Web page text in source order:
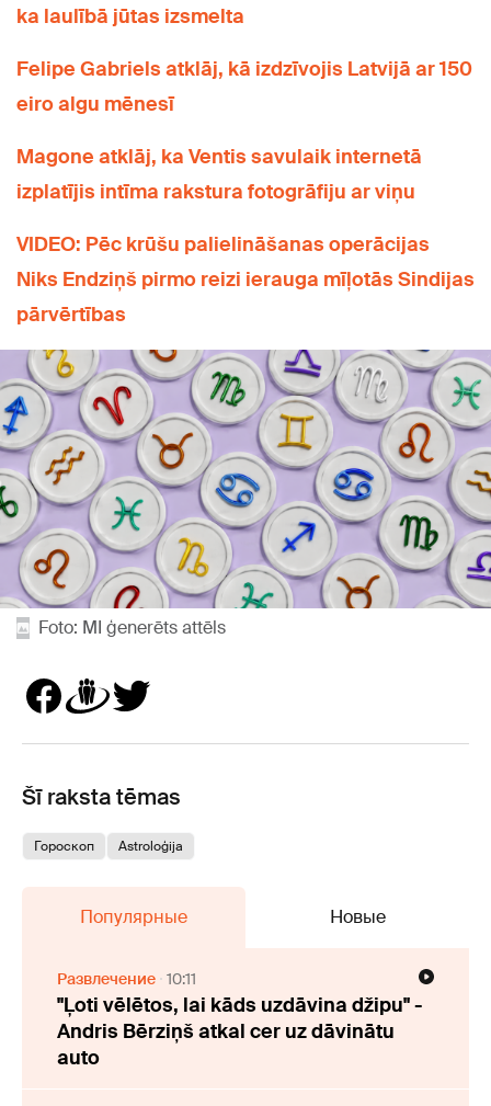
ka laulībā jūtas izsmelta
Felipe Gabriels atklāj, kā izdzīvojis Latvijā ar 150
eiro algu mēnesī
Magone atklāj, ka Ventis savulaik internetā
izplatījis intīma rakstura fotogrāfiju ar viņu
VIDEO: Pēc krūšu palielināšanas operācijas
Niks Endziņš pirmo reizi ierauga mīļotās Sindijas
pārvērtības
Foto: MI ģenerēts attēls
Šī raksta tēmas
Гороскоп Astroloģija
Популярные Новые
Развлечение 10:11
"Ļoti vēlētos, lai kāds uzdāvina džipu" -
Andris Bērziņš atkal cer uz dāvinātu
auto